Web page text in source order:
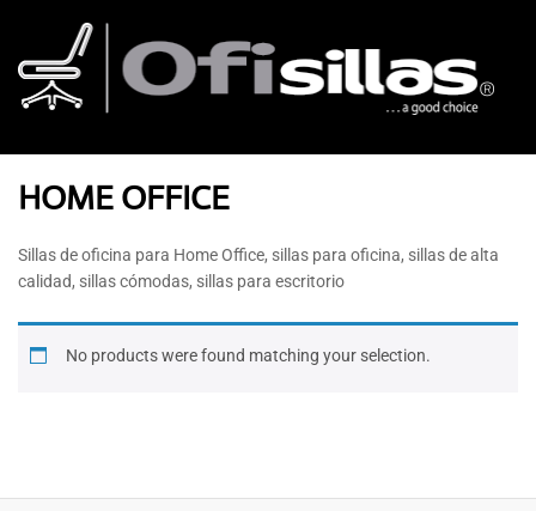
HOME OFFICE
Sillas de oficina para Home Office, sillas para oficina, sillas de alta
calidad, sillas cómodas, sillas para escritorio
No products were found matching your selection.